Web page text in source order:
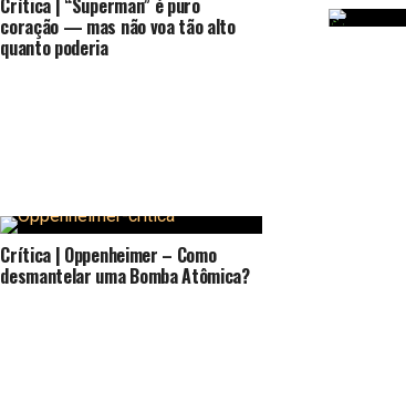
Crítica | “Superman” é puro
coração — mas não voa tão alto
quanto poderia
Crítica | Oppenheimer – Como
desmantelar uma Bomba Atômica?